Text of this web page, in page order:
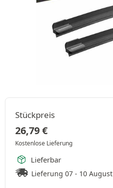
Stückpreis
26,79€
Kostenlose Lieferung
Lieferbar
Lieferung 07 - 10 August